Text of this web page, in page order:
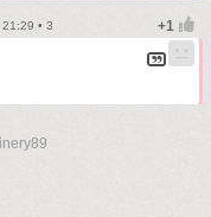
• 3